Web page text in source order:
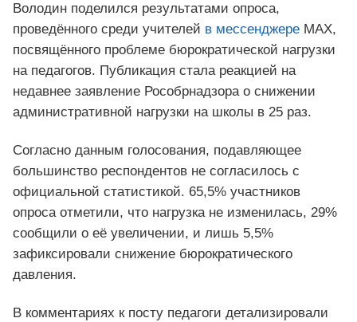
Володин поделился результатами опроса,
проведённого среди учителей в мессенджере MAX,
посвящённого проблеме бюрократической нагрузки
на педагогов. Публикация стала реакцией на
недавнее заявление Рособрнадзора о снижении
административной нагрузки на школы в 25 раз.
Согласно данным голосования, подавляющее
большинство респондентов не согласилось с
официальной статистикой. 65,5% участников
опроса отметили, что нагрузка не изменилась, 29%
сообщили о её увеличении, и лишь 5,5%
зафиксировали снижение бюрократического
давления.
В комментариях к посту педагоги детализировали